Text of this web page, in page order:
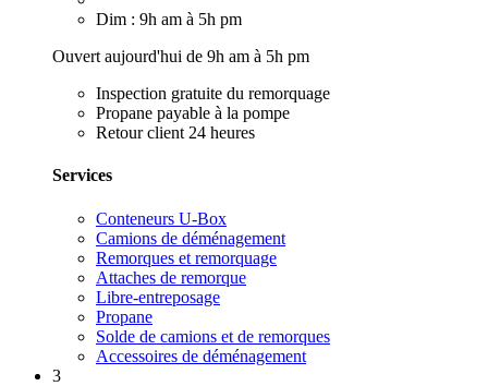
Dim : 9h am à 5h pm
Ouvert aujourd'hui de 9h am à 5h pm
Inspection gratuite du remorquage
Propane payable à la pompe
Retour client 24 heures
Services
Conteneurs U-Box
Camions de déménagement
Remorques et remorquage
Attaches de remorque
Libre-entreposage
Propane
Solde de camions et de remorques
Accessoires de déménagement
3